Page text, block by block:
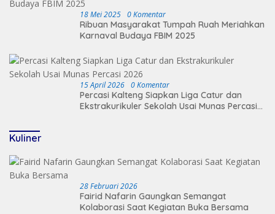
18 Mei 2025 0 Komentar
Ribuan Masyarakat Tumpah Ruah Meriahkan
Karnaval Budaya FBIM 2025
15 April 2026 0 Komentar
Percasi Kalteng Siapkan Liga Catur dan
Ekstrakurikuler Sekolah Usai Munas Percasi
Kuliner
28 Februari 2026
Fairid Nafarin Gaungkan Semangat
Kolaborasi Saat Kegiatan Buka Bersama